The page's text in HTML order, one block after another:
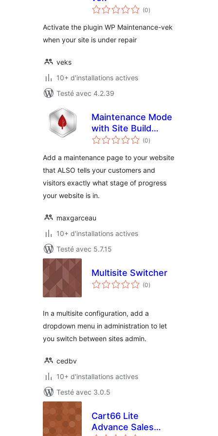
(0notes
en
)
Activate the plugin WP Maintenance-vek
when your site is under repair
veks
10+ d'installations actives
Testé avec 4.2.39
Maintenance Mode
with Site Build
Status
(0notes
en
)
Add a maintenance page to your website
that ALSO tells your customers and
visitors exactly what stage of progress
your website is in.
maxgarceau
10+ d'installations actives
Testé avec 5.7.15
Multisite Switcher
(0notes
en
)
In a multisite configuration, add a
dropdown menu in administration to let
you switch between sites admin.
cedbv
10+ d'installations actives
Testé avec 3.0.5
Cart66 Lite
Advance Sales